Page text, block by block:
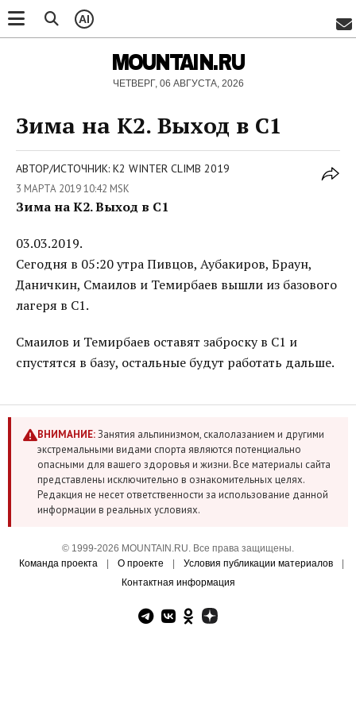
AI
MOUNTAIN.RU
ЧЕТВЕРГ, 06 АВГУСТА, 2026
Зима на К2. Выход в С1
АВТОР/ИСТОЧНИК: K2 WINTER CLIMB 2019
3 МАРТА 2019 10:42 MSK
Зима на К2. Выход в С1
03.03.2019.
Сегодня в 05:20 утра Пивцов, Аубакиров, Браун,
Даничкин, Смаилов и Темирбаев вышли из базового
лагеря в C1.
Смаилов и Темирбаев оставят заброску в C1 и
спустятся в базу, остальные будут работать дальше.
ВНИМАНИЕ:Занятия альпинизмом, скалолазанием и другими
экстремальными видами спорта являются потенциально
опасными для вашего здоровья и жизни. Все материалы сайта
представлены исключительно в ознакомительных целях.
Редакция не несет ответственности за использование данной
информации в реальных условиях.
© 1999-2026 MOUNTAIN.RU. Все права защищены.
Команда проекта
О проекте Условия публикации материалов
Контактная информация